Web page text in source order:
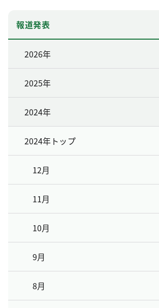
報道発表
2026年
2025年
2024年
2024年トップ
12月
11月
10月
9月
8月